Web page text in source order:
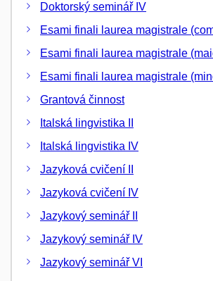
Doktorský seminář IV
Esami finali laurea magistrale
Esami finali laurea magistrale
Esami finali laurea magistrale
Grantová činnost
Italská lingvistika II
Italská lingvistika IV
Jazyková cvičení II
Jazyková cvičení IV
Jazykový seminář II
Jazykový seminář IV
Jazykový seminář VI